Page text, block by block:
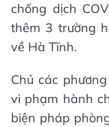
chống dịch
thêm 3 trường
về Hà Tĩnh.
Chủ các
vi phạm hành
biện pháp